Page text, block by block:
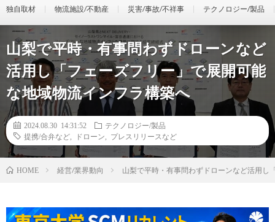
独自取材 物流施設/不動産 災害/事故/不祥事 テクノロジー/製品
山梨で平時・有事問わずドローンなど
活用し「フェーズフリー」で展開可能
な地域物流インフラ構築へ
2024.08.30 14:31:52
テクノロジー/製品
提携/合弁など
ドローン プレスリリースなど
HOME 経営/業界動向 山梨で平時・有事問わずドローンなど活用し